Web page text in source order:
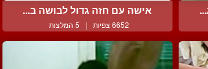
אישה עם חזה גדול לבושה ב...
6652 צפיות | 5 המלצות